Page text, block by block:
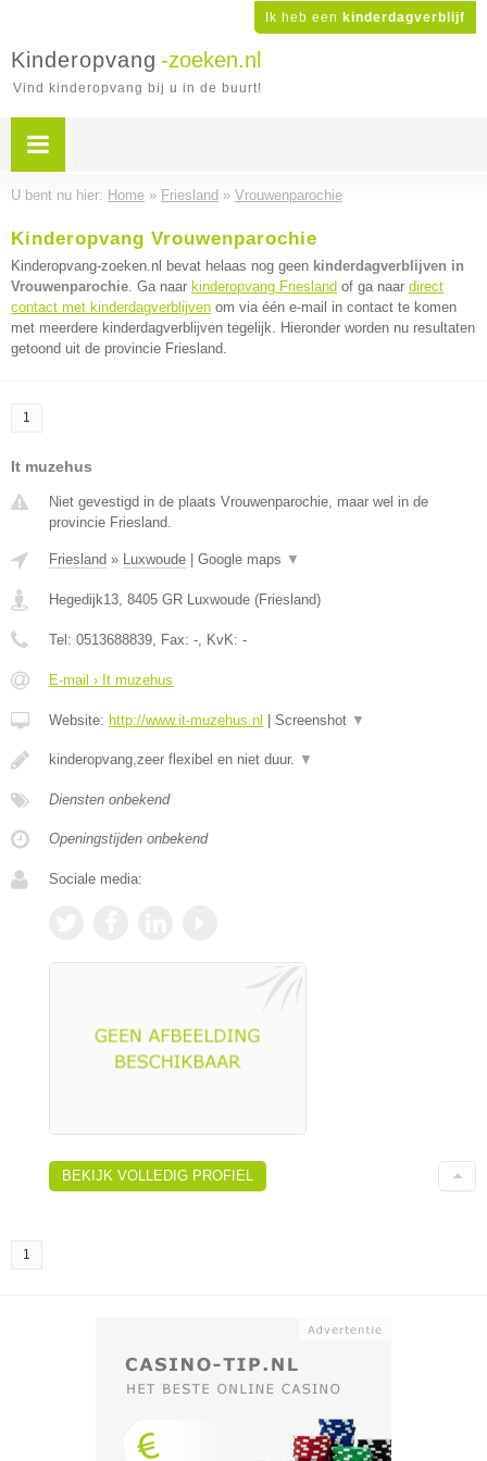
Ik heb een kinderdagverblijf
Kinderopvang -zoeken.nl
Vind kinderopvang bij u in de buurt!
U bent nu hier: Home » Friesland » Vrouwenparochie
Kinderopvang Vrouwenparochie
Kinderopvang-zoeken.nl bevat helaas nog geen kinderdagverblijven in
Vrouwenparochie. Ga naar kinderopvang Friesland of ga naar direct
contact met kinderdagverblijven om via één e-mail in contact te komen
met meerdere kinderdagverblijven tegelijk. Hieronder worden nu resultaten
getoond uit de provincie Friesland.
1
It muzehus
Niet gevestigd in de plaats Vrouwenparochie, maar wel in de
provincie Friesland.
Friesland » Luxwoude Google maps ▼
Hegedijk13, 8405 GR Luxwoude (Friesland)
Tel: 0513688839, Fax: -, KvK: -
E-mail › It muzehus
Website: http://www.it-muzehus.nl Screenshot ▼
kinderopvang,zeer flexibel en niet duur. ▼
Diensten onbekend
Openingstijden onbekend
Sociale media:
BEKIJK VOLLEDIG PROFIEL
1